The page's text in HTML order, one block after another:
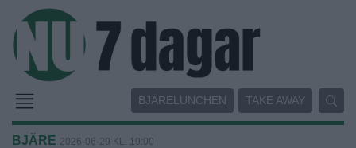
BJÄRELUNCHEN TAKE AWAY
BJÄRE 2026-06-29 KL. 19:00